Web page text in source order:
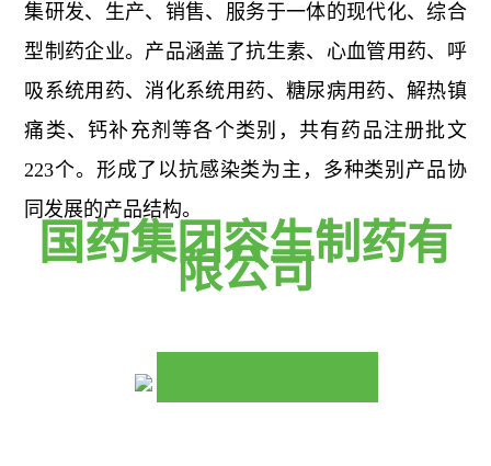
集研发、生产、销售、服务于一体的现代化、综合
型制药企业。产品涵盖了抗生素、心血管用药、呼
吸系统用药、消化系统用药、糖尿病用药、解热镇
痛类、钙补充剂等各个类别，共有药品注册批文
223个。形成了以抗感染类为主，多种类别产品协
同发展的产品结构。
国药集团容生制药有
限公司